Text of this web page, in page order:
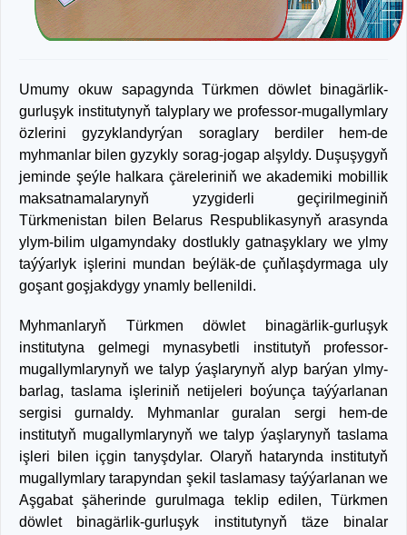
Umumy okuw sapagynda Türkmen döwlet binagärlik-
gurluşyk institutynyň talyplary we professor-mugallymlary
özlerini gyzyklandyrýan soraglary berdiler hem-de
myhmanlar bilen gyzykly sorag-jogap alşyldy. Duşuşygyň
jeminde şeýle halkara çäreleriniň we akademiki mobillik
maksatnamalarynyň yzygiderli geçirilmeginiň
Türkmenistan bilen Belarus Respublikasynyň arasynda
ylym-bilim ulgamyndaky dostlukly gatnaşyklary we ylmy
taýýarlyk işlerini mundan beýläk-de çuňlaşdyrmaga uly
goşant goşjakdygy ynamly bellenildi.
Myhmanlaryň Türkmen döwlet binagärlik-gurluşyk
institutyna gelmegi mynasybetli institutyň professor-
mugallymlarynyň we talyp ýaşlarynyň alyp barýan ylmy-
barlag, taslama işleriniň netijeleri boýunça taýýarlanan
sergisi gurnaldy. Myhmanlar guralan sergi hem-de
institutyň mugallymlarynyň we talyp ýaşlarynyň taslama
işleri bilen içgin tanyşdylar. Olaryň hatarynda institutyň
mugallymlary tarapyndan şekil taslamasy taýýarlanan we
Aşgabat şäherinde gurulmaga teklip edilen, Türkmen
döwlet binagärlik-gurluşyk institutynyň täze binalar